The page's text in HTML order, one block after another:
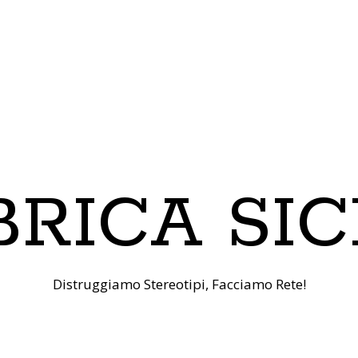
Distruggiamo Stereotipi, Facciamo Rete!